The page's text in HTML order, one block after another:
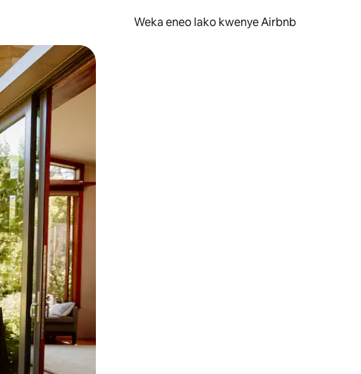
Weka eneo lako kwenye Airbnb
au kutelezesha kidole kwenye ishara.